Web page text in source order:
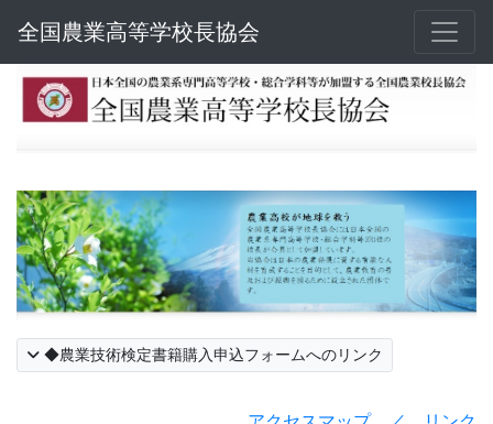
全国農業高等学校長協会
◆農業技術検定書籍購入申込フォームへのリンク